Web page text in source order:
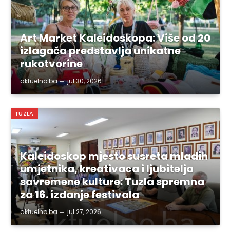
Art Market Kaleidoskopa: Više od 20
izlagača predstavlja unikatne
rukotvorine
aktuelno.ba jul 30, 2026
TUZLA
Kaleidoskop mjesto susreta mladih
umjetnika, kreativaca i ljubitelja
savremene kulture: Tuzla spremna
za 16. izdanje festivala
aktuelno.ba jul 27, 2026